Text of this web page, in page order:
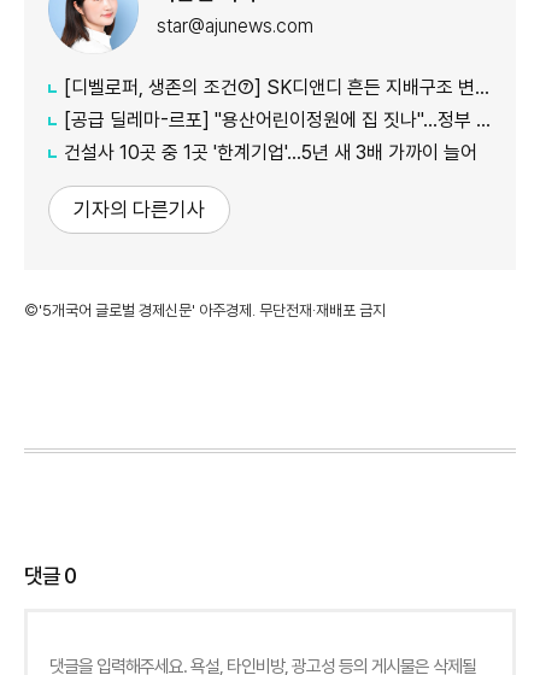
star@ajunews.com
[디벨로퍼, 생존의 조건⑦] SK디앤디 흔든 지배구조 변화…1367억 증자로 '현금' 사수
[공급 딜레마-르포] "용산어린이정원에 집 짓나"…정부 공급 검토에 서울시·주민 반발
건설사 10곳 중 1곳 '한계기업'…5년 새 3배 가까이 늘어
기자의 다른기사
©'5개국어 글로벌 경제신문' 아주경제. 무단전재·재배포 금지
댓글0